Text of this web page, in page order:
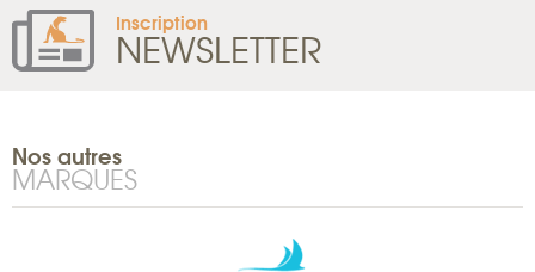
Inscription
NEWSLETTER
Nos autres
MARQUES